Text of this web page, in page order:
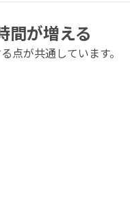
間が増える
点が共通しています。